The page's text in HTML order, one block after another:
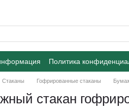
Политика
Стаканы Гофрированные стаканы
стакан